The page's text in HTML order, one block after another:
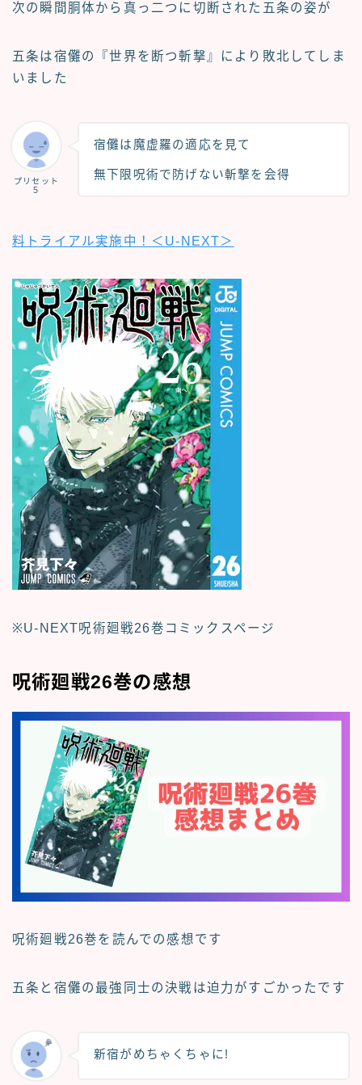
次の瞬間胴体から真っ二つに切断された五条の姿が
五条は宿儺の『世界を断つ斬撃』により敗北してしま
いました
プリセット
５
宿儺は魔虚羅の適応を見て
無下限呪術で防げない斬撃を会得
料トライアル実施中！＜U-NEXT＞
※U-NEXT呪術廻戦26巻コミックスページ
呪術廻戦26巻の感想
呪術廻戦26巻を読んでの感想です
五条と宿儺の最強同士の決戦は迫力がすごかったです
新宿がめちゃくちゃに!